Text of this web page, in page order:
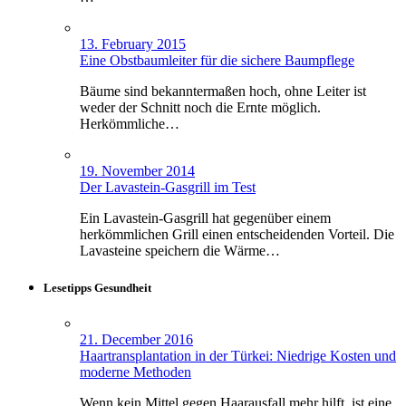
13. February 2015
Eine Obstbaumleiter für die sichere Baumpflege
Bäume sind bekanntermaßen hoch, ohne Leiter ist
weder der Schnitt noch die Ernte möglich.
Herkömmliche…
19. November 2014
Der Lavastein-Gasgrill im Test
Ein Lavastein-Gasgrill hat gegenüber einem
herkömmlichen Grill einen entscheidenden Vorteil. Die
Lavasteine speichern die Wärme…
Lesetipps Gesundheit
21. December 2016
Haartransplantation in der Türkei: Niedrige Kosten und
moderne Methoden
Wenn kein Mittel gegen Haarausfall mehr hilft, ist eine